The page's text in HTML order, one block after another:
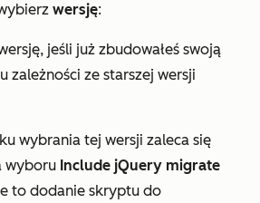
wersję:
jeśli już zbudowałeś swoją
zależności ze starszej wersji
wybrania tej wersji zaleca się
wyboru Include jQuery migrate
to dodanie skryptu do